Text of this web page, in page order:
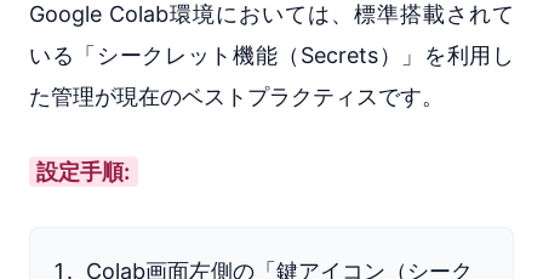
Google Colab環境においては、標準搭載されて
いる「シークレット機能（Secrets）」を利用し
た管理が現在のベストプラクティスです。
設定手順:
Colab画面左側の「鍵アイコン（シーク